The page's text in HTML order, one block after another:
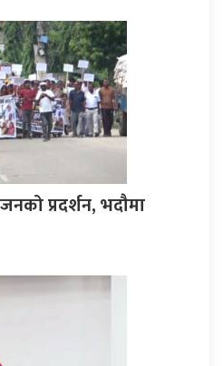
प्रदर्शन, भदौमा